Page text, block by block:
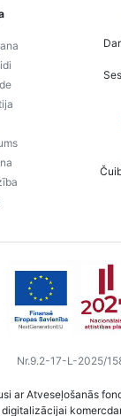
Nr.9.2-17-L-2025/
ar Atveseļošanās
digitalizācijai